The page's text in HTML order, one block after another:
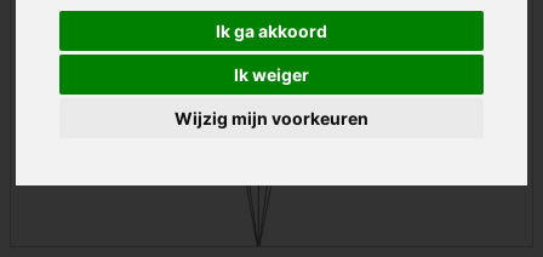
Ik ga akkoord
Ik weiger
Wijzig mijn voorkeuren